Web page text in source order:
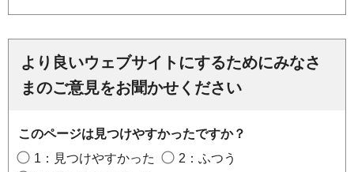
より良いウェブサイトにするためにみなさ
まのご意見をお聞かせください
このページは見つけやすかったですか？
1：見つけやすかった
2：ふつう